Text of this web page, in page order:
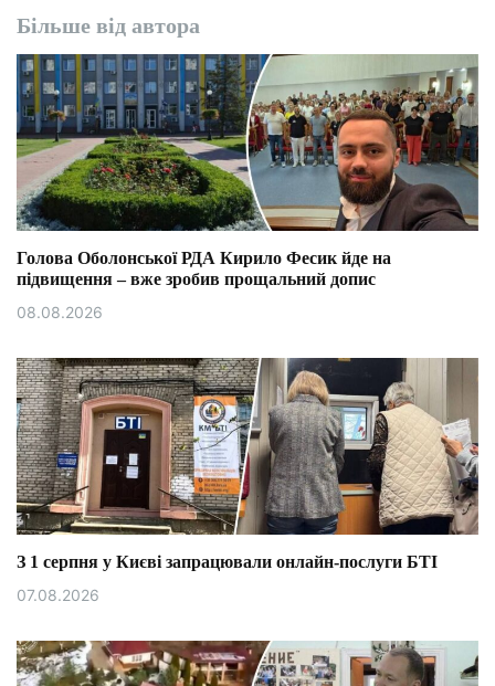
Більше від автора
Голова Оболонської РДА Кирило Фесик йде на
підвищення – вже зробив прощальний допис
08.08.2026
З 1 серпня у Києві запрацювали онлайн-послуги БТІ
07.08.2026